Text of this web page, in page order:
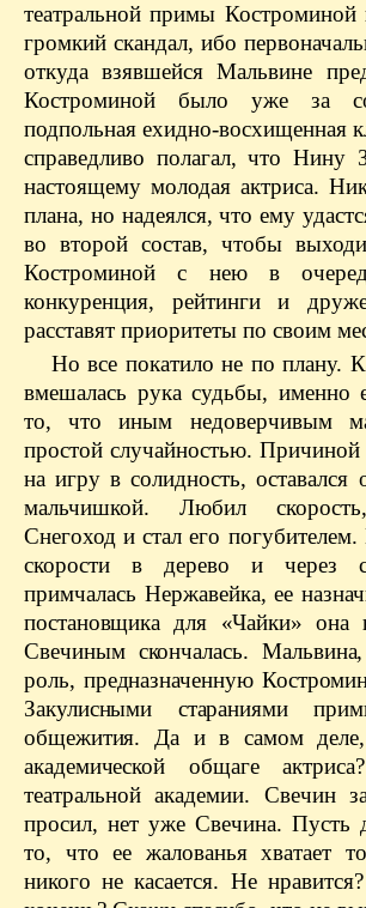
театральной примы
громкий скандал, ибо
откуда взявшейсяМальвине
Костроминой было уже за
подпольная ехидно-восхищенная
справедливо полагал, что Нину
настоящему молодая актриса.
плана, но надеялся, что ему
во второй состав, чтобы
Костроминой с нею в
конкуренция, рейтинги и
расставят приоритеты по своим
Но все покатило не по плану.
вмешалась рука судьбы, именно
то, что иным недоверчивым
простой случайностью.
на игру в солидность,
мальчишкой. Любил
Снегоход и стал его
скорости в дерево и через
примчалась Нержавейка, ее
постановщика для «Чайки»
Свечиным скончалась. Мальвина
роль, предназначенную
Закулисными стараниями
общежития. Да и в самом
академической общаге
театральной академии.
просил, нет уже Свечина. Пусть
то, что ее жалованья хватает
никого не касается. Не